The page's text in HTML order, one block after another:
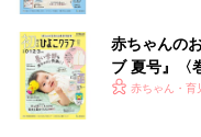
前の話
趣味の習いごとを始
めた結果…【育児な
赤ちゃんの
ブ 夏号』〈
く！ おっぱ
赤ちゃん・育